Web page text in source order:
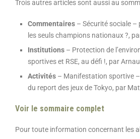
Trois autres articles sont aussi au
Commentaires – Sécurité sociale –
les seuls champions nationaux ?,
Institutions – Protection de
sportives et RSE, au défi !, par
Activités – Manifestation sportive
du report des jeux de Tokyo, par
Voir le sommaire complet
Pour toute information concernant les